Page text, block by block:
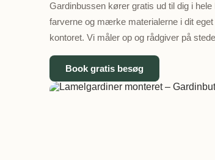
Gardinbussen kører gratis ud til dig i
farverne og mærke materialerne i dit
kontoret. Vi måler op og rådgiver på
Book gratis besøg